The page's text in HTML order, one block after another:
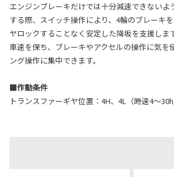
エンジンブレーキだけでは十分減速できないよ
する際、スイッチ操作により、4輪のブレーキ
ヤロックすることなく安定した降坂を支援しま
車速を保ち、ブレーキやアクセルの操作に気を
ング操作に集中できます。
■作動条件
トランスファーギヤ位置：4H、4L（時速4～